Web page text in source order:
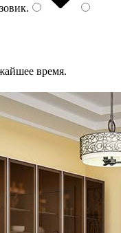
.
время.